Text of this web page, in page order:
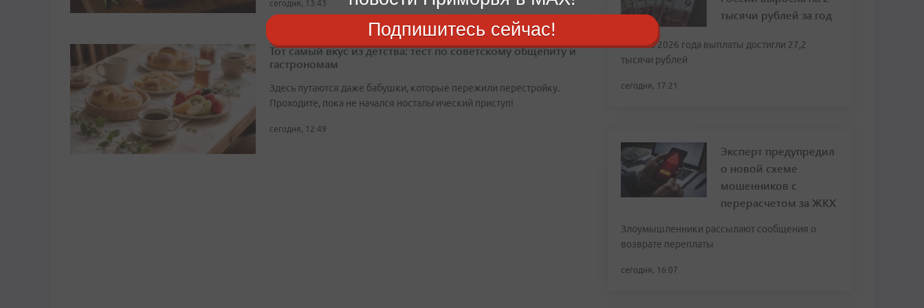
сегодня, 13:43
Тот самый вкус из детства: тест по советскому общепиту и
гастрономам
Здесь путаются даже бабушки, которые пережили перестройку.
Проходите, пока не начался ностальгический приступ!
сегодня, 12:49
тысячи рублей за год
К июлю 2026 года выплаты достигли 27,2
тысячи рублей
сегодня, 17:21
Эксперт предупредил
о новой схеме
мошенников с
перерасчетом за ЖКХ
Злоумышленники рассылают сообщения о
возврате переплаты
сегодня, 16:07
Подпишитесь сейчас!